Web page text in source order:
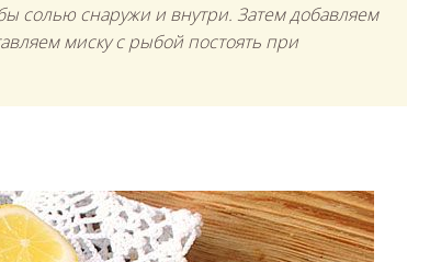
солью снаружи и внутри. Затем добавляем
миску с рыбой постоять при